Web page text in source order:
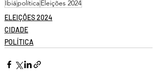
IbiápolíticaEleições 2024
ELEIÇÕES 2024
CIDADE
POLÍTICA